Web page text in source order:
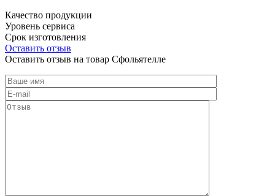
Качество продукции
Уровень сервиса
Срок изготовления
Оставить отзыв
Оставить отзыв на товар Сфольятелле